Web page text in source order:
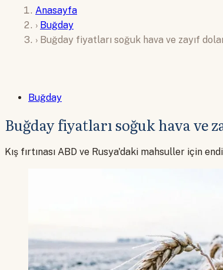
Anasayfa
› Buğday
› Buğday fiyatları soğuk hava ve zayıf
Buğday
Buğday fiyatları soğuk hava ve
Kış fırtınası ABD ve Rusya'daki mahsuller için